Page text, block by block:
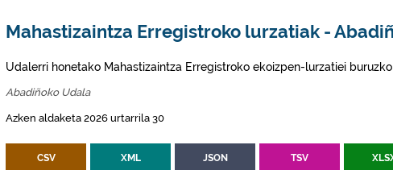
Mahastizaintza Erregistroko lurzatiak -
Udalerri honetako Mahastizaintza Erregistroko ekoizpen-lurzatiei
Abadiñoko Udala
Azken aldaketa 2026 urtarrila 30
CSV XML JSON TSV